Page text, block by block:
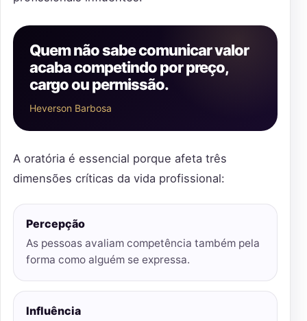
Quem não sabe comunicar valor
acaba competindo por preço,
cargo ou permissão.
Heverson Barbosa
A oratória é essencial porque afeta três
dimensões críticas da vida profissional:
Percepção
As pessoas avaliam competência também pela
forma como alguém se expressa.
Influência